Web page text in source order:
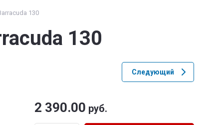
130
130
Следующий
2 390.00 руб.